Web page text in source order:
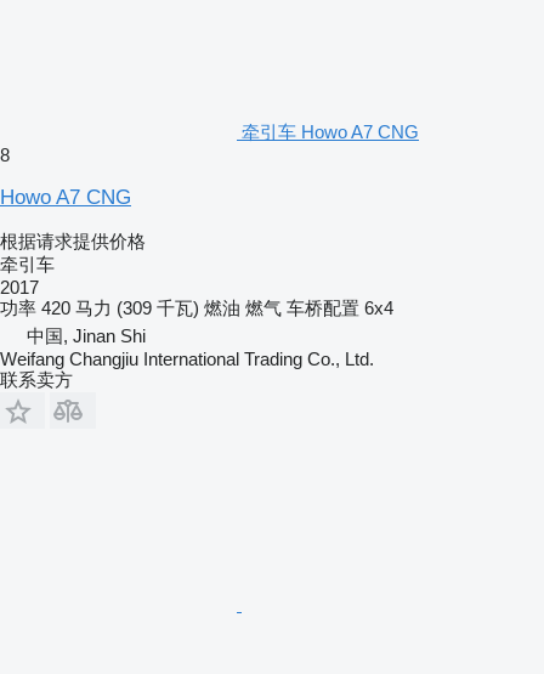
牵引车 Howo A7 CNG
8
Howo A7 CNG
根据请求提供价格
牵引车
2017
功率 420 马力 (309 千瓦) 燃油 燃气 车桥配置 6x4
中国, Jinan Shi
Weifang Changjiu International Trading Co., Ltd.
联系卖方